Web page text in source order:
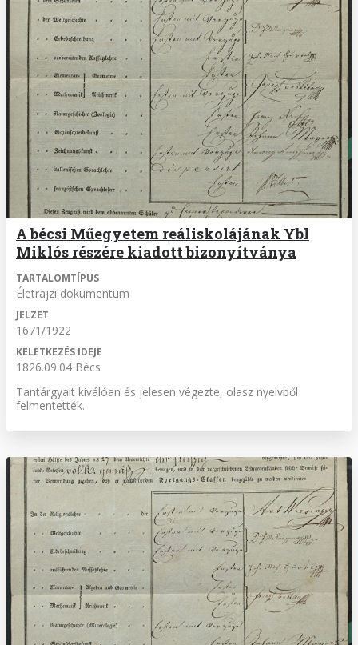
A bécsi Műegyetem reáliskolájának Ybl
Miklós részére kiadott bizonyítványa
TARTALOMTÍPUS
Életrajzi dokumentum
JELZET
1671/1922
KELETKEZÉS IDEJE
1826.09.04 Bécs
Tantárgyait kiválóan és jelesen végezte, olasz nyelvből
felmentették.